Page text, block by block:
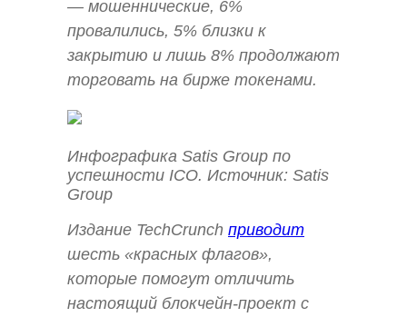
— мошеннические, 6%
провалились, 5% близки к
закрытию и лишь 8% продолжают
торговать на бирже токенами.
Инфографика Satis Group по
успешности ICO. Источник: Satis
Group
Издание TechCrunch приводит
шесть «красных флагов»,
которые помогут отличить
настоящий блокчейн-проект с